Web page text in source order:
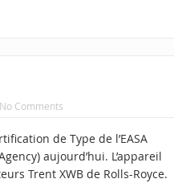
No Comments
de Type de l’EASA
aujourd’hui. L’appareil
Trent XWB de Rolls-Royce.